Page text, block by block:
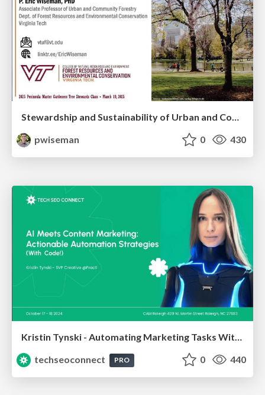
Stewardship and Sustainability of Urban and Community Forests
pwiseman
0 430
Kristin Tynski - Automating Marketing Tasks With AI
techseoconnect
PRO 0 440